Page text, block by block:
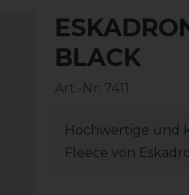
BLACK
Art.-Nr: 7411
Hochwertige und
Fleece von